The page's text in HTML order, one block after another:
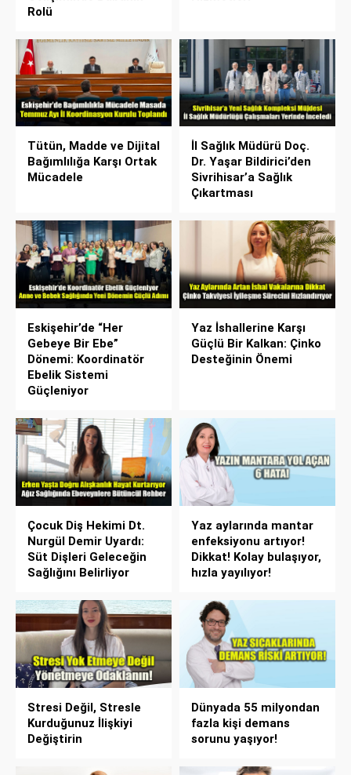
Rolü
Tütün, Madde ve Dijital
Bağımlılığa Karşı Ortak
Mücadele
İl Sağlık Müdürü Doç.
Dr. Yaşar Bildirici’den
Sivrihisar’a Sağlık
Çıkartması
Eskişehir’de “Her
Gebeye Bir Ebe”
Dönemi: Koordinatör
Ebelik Sistemi
Güçleniyor
Yaz İshallerine Karşı
Güçlü Bir Kalkan: Çinko
Desteğinin Önemi
Çocuk Diş Hekimi Dt.
Nurgül Demir Uyardı:
Süt Dişleri Geleceğin
Sağlığını Belirliyor
Yaz aylarında mantar
enfeksiyonu artıyor!
Dikkat! Kolay bulaşıyor,
hızla yayılıyor!
Stresi Değil, Stresle
Kurduğunuz İlişkiyi
Değiştirin
Dünyada 55 milyondan
fazla kişi demans
sorunu yaşıyor!